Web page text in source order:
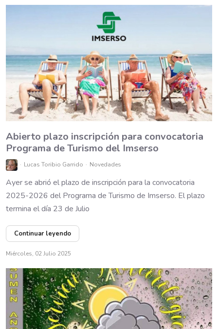
Abierto plazo inscripción para convocatoria
Programa de Turismo del Imserso
Lucas Toribio Garrido Novedades
Ayer se abrió el plazo de inscripción para la convocatoria
2025-2026 del Programa de Turismo de Imserso. El plazo
termina el día 23 de Julio
Continuar leyendo
Miércoles, 02 Julio 2025